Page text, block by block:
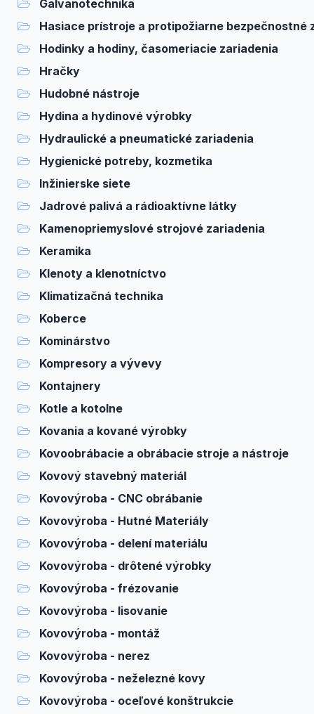
Galvanotechnika
Hasiace prístroje a protipožiarne bezpečnostné
Hodinky a hodiny, časomeriacie zariadenia
Hračky
Hudobné nástroje
Hydina a hydinové výrobky
Hydraulické a pneumatické zariadenia
Hygienické potreby, kozmetika
Inžinierske siete
Jadrové palivá a rádioaktívne látky
Kamenopriemyslové strojové zariadenia
Keramika
Klenoty a klenotníctvo
Klimatizačná technika
Koberce
Kominárstvo
Kompresory a vývevy
Kontajnery
Kotle a kotolne
Kovania a kované výrobky
Kovoobrábacie a obrábacie stroje a nástroje
Kovový stavebný materiál
Kovovýroba - CNC obrábanie
Kovovýroba - Hutné Materiály
Kovovýroba - delení materiálu
Kovovýroba - drôtené výrobky
Kovovýroba - frézovanie
Kovovýroba - lisovanie
Kovovýroba - montáž
Kovovýroba - nerez
Kovovýroba - neželezné kovy
Kovovýroba - oceľové konštrukcie